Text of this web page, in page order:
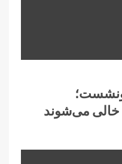
خالی می‌شوند